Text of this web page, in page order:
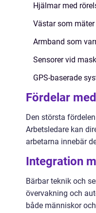
Hjälmar med
Västar som
Armband som
Sensorer vid
GPS-baserade
Fördelar
Den största
Arbetsledare kan
arbetarna innebär
Integration
Bärbar teknik och
övervakning och
både människor